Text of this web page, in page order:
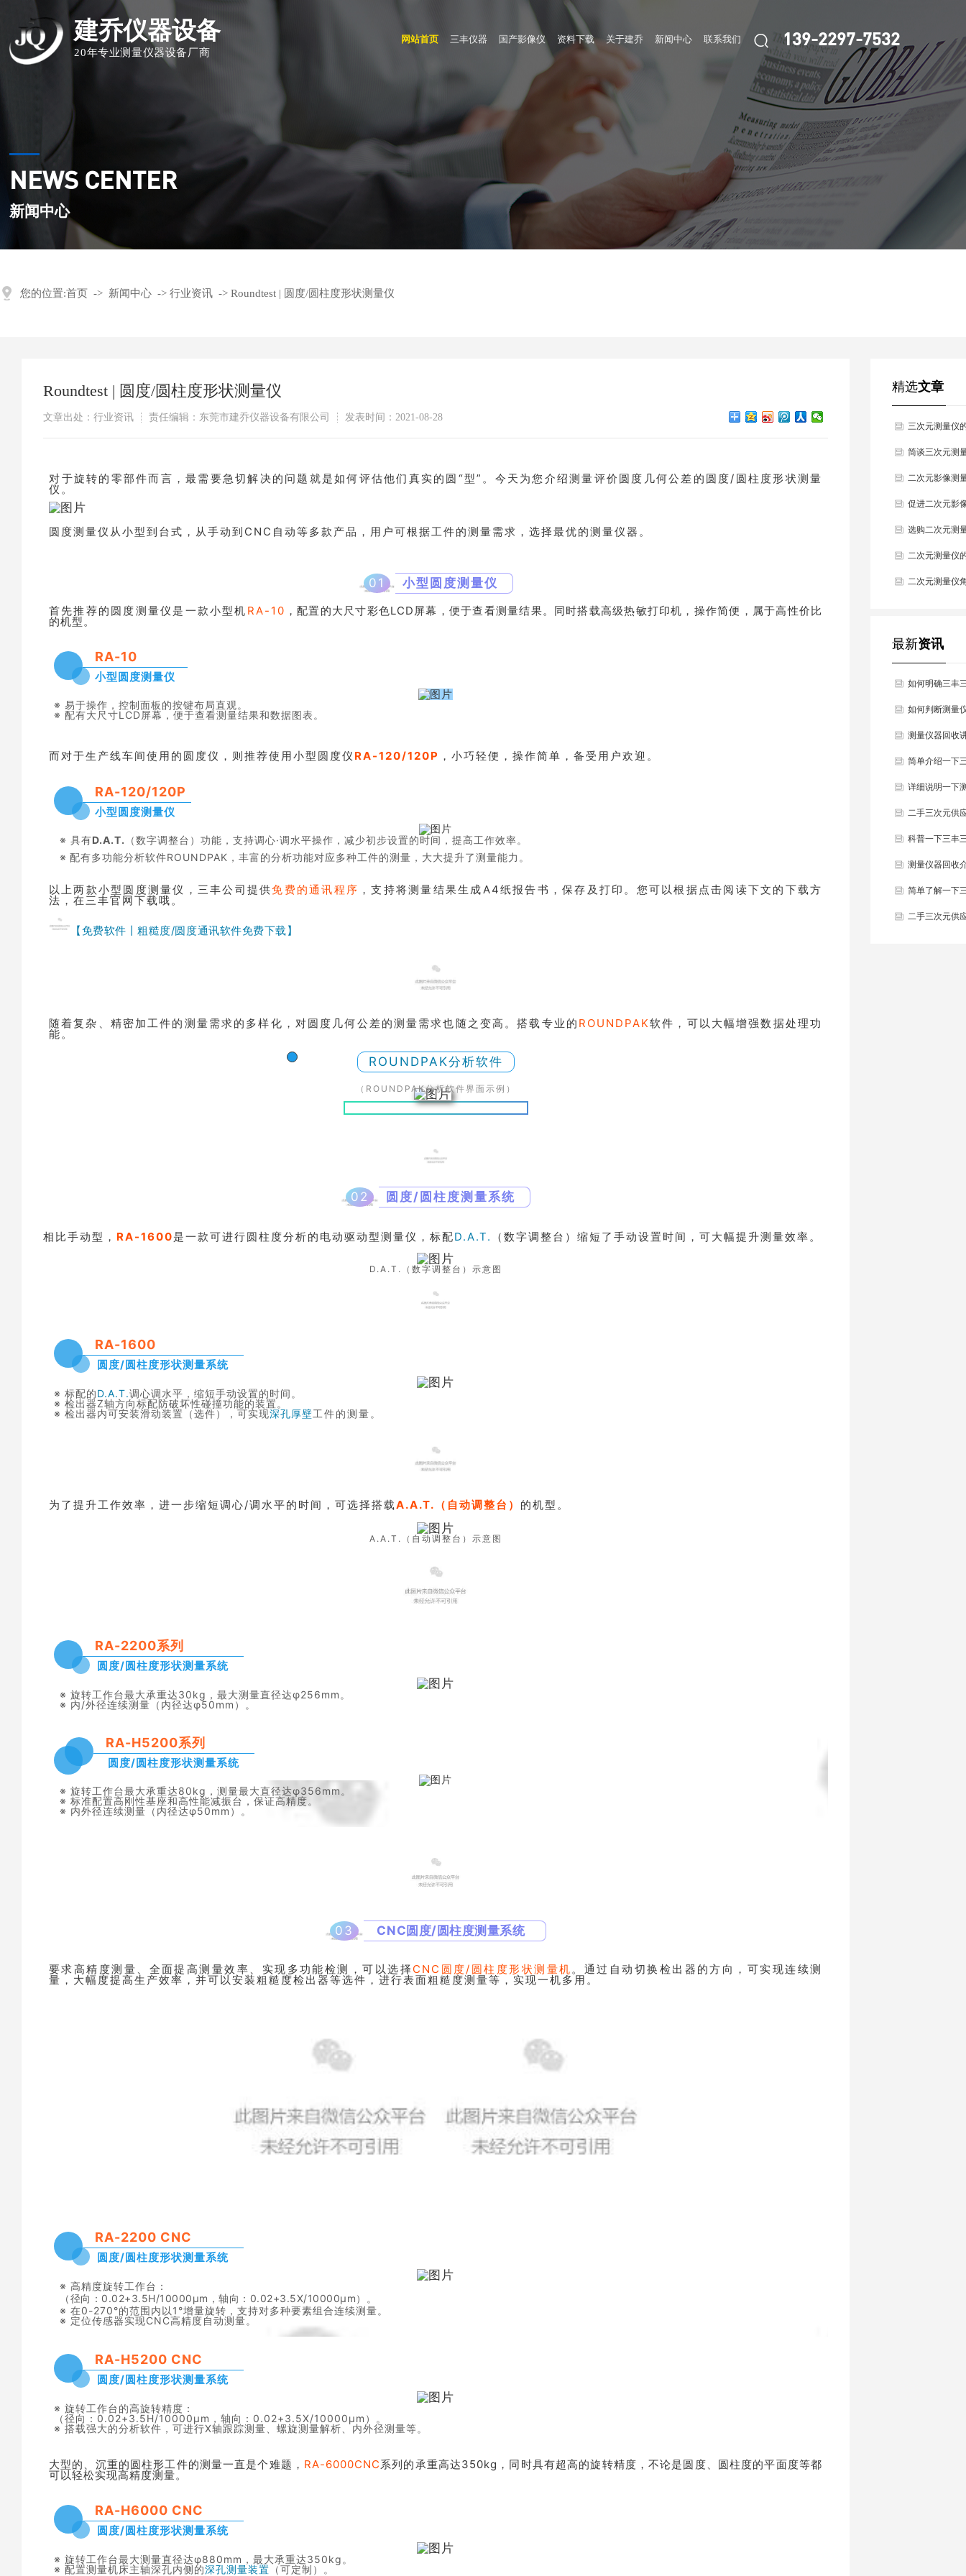
建乔仪器设备
20年专业测量仪器设备厂商
网站首页 三丰仪器 国产影像仪 资料下载 关于建乔 新闻中心 联系我们  139-2297-7532
NEWS CENTER
新闻中心
您的位置:首页 -> 新闻中心 -> 行业资讯 -> Roundtest | 圆度/圆柱度形状测量仪
Roundtest | 圆度/圆柱度形状测量仪
文章出处：行业资讯 责任编辑：东莞市建乔仪器设备有限公司 发表时间：2021-08-28
​对于旋转的零部件而言，最需要急切解决的问题就是如何评估他们真实的圆“型”。 今天为您介绍测量评价圆度几何公差的圆度/圆柱度形状测量
仪。
圆度测量仪从小型到台式，从手动到CNC自动等多款产品，用户可根据工件的测量需求，选择最优的测量仪器。
01 小型圆度测量仪
首先推荐的圆度测量仪是一款小型机 RA-10 ，配置的大尺寸彩色LCD屏幕，便于查看测量结果。同时搭载高级热敏打印机，操作简便，属于高性价比
的机型。
RA-10
小型圆度测量仪
※ 易于操作，控制面板的按键布局直观。
※ 配有大尺寸LCD屏幕，便于查看测量结果和数据图表。
而对于生产线车间使用的圆度仪，则推荐使用小型圆度仪 RA-120/120P ，小巧轻便，操作简单，备受用户欢迎。
RA-120/120P
小型圆度测量仪
※ 具有D.A.T.
（数字调整台）功能，支持调心·调水平操作，减少初步设置的时间，提高工作效率。
※ 配有多功能分析软件ROUNDPAK，丰富的分析功能对应多种工件的测量，大大提升了测量能力。
以上两款小型圆度测量仪，三丰公司提供免费的通讯程序 ，支持将测量结果生成A4纸报告书，保存及打印。您可以根据点击阅读下文的下载方
法，在三丰官网下载哦。
【免费软件丨粗糙度/圆度通讯软件免费下载】
随着复杂、精密加工件的测量需求的多样化，对圆度几何公差的测量需求也随之变高。搭载专业的 ROUNDPAK软件，可以大幅增强数据处理功
能。
ROUNDPAK分析软件
（ ROUNDPAK分析软件界面示例 ）
02 圆度/圆柱度测量系统
相比手动型， RA-1600是一款可进行圆柱度分析的电动驱动型测量仪，标配D.A.T. （数字调整台）缩短了手动设置时间，可大幅提升测量效率。
D.A.T.（数字调整台）示意图
RA-1600
圆度/圆柱度形状测量系统
※ 标配的D.A.T.调心调水平，缩短手动设置的时间。
※ 检出器Z轴方向标配防破坏性碰撞功能的装置。
※ 检出器内可安装滑动装置（选件），可实现深孔厚壁工件的测量。
为了提升工作效率，进一步缩短调心/调水平的时间，可选择搭载A.A.T.（自动调整台） 的机型。
A.A.T. （自动调整台） 示意图
RA-2200系列
圆度/圆柱度形状测量系统
※ 旋转工作台最大承重达30kg，最大测量直径达φ256mm。
※ 内/外径连续测量（内径达φ50mm）。
RA-H5200系列
圆度/圆柱度形状测量系统
※ 旋转工作台最大承重达80kg，测量最大直径达φ356mm。
※ 标准配置高刚性基座和高性能减振台，保证高精度。
※ 内外径连续测量 （内径达φ50mm）。
03 CNC圆度/圆柱度测量系统
要求高精度测量、全面提高测量效率、 实现多功能检测，可以选择 CNC圆度/圆柱度形状测量机。通过自动切换检出器的方向，可实现连续测
量，大幅度提高生产效率，并可以安装粗糙度检出器等选件，进行表面粗糙度测量等，实现一机多用。
RA-2200 CNC
圆度/圆柱度形状测量系统
※ 高精度旋转工作台：
（径向：0.02+3.5H/10000μm，轴向：0.02+3.5X/10000μm）。
※ 在0-270°的范围内以1°增量旋转，支持对多种要素组合连续测量。
※ 定位传感器实现CNC高精度自动测量。
RA-H5200 CNC
圆度/圆柱度形状测量系统
※ 旋转工作台的高旋转精度：
（径向：0.02+3.5H/10000μm，轴向：0.02+3.5X/10000μm）。
※ 搭载强大的分析软件，可进行X轴跟踪测量、螺旋测量解析、内外径测量等。
大型的、沉重的圆柱形工件的测量一直是个难题， RA-6000CNC系列的承重高达350kg，同时具有超高的旋转精度，不论是圆度、圆柱度的平面度等都
可以轻松实现高精度测量。
RA-H6000 CNC
圆度/圆柱度形状测量系统
※ 旋转工作台最大测量直径达φ880mm，最大承重达350kg。
※ 配置测量机床主轴深孔内侧的深孔测量装置 （可定制）。
精选文章
三次元测量仪
简谈三次元测
二次元影像测
答
促进二次元影
术
选购二次元测
更重要？
二次元测量仪
二次元测量仪
最新资讯
如何明确三丰
些？
如何判断测量
修？
测量仪器回收
有哪些可检测
简单介绍一下
有哪些？
详细说明一下
是什么？
二手三次元供
环境与操作规
科普一下三丰
具和材料？
测量仪器回收
量仪产品核心
简单了解一下
点？
二手三次元供